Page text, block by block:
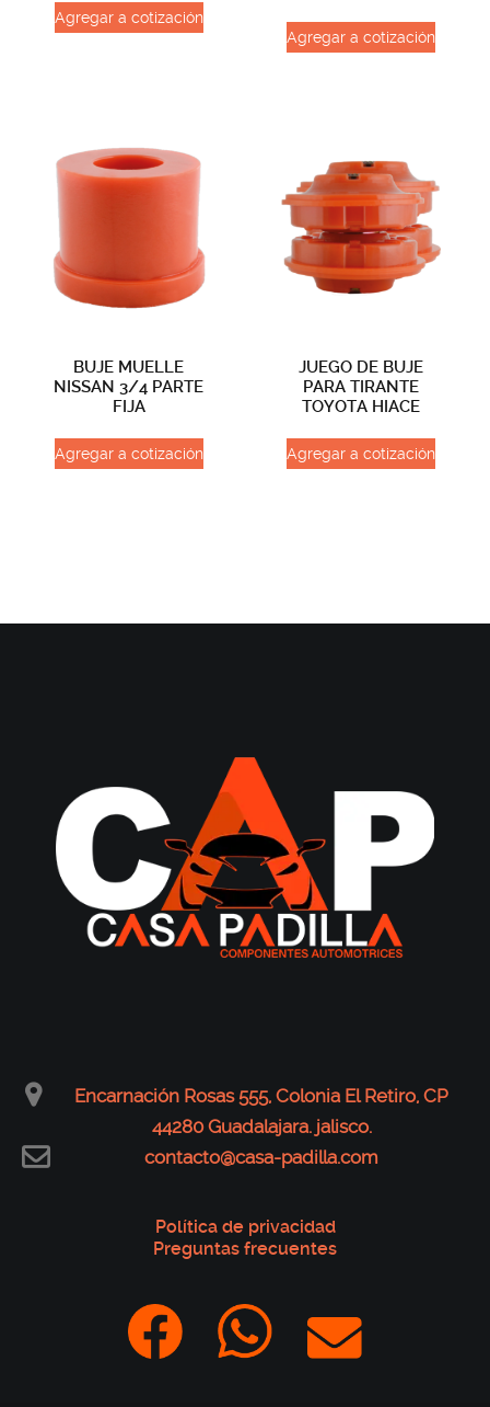
Agregar a cotización
Agregar a cotización
BUJE MUELLE
NISSAN 3/4 PARTE
FIJA
Agregar a cotización
JUEGO DE BUJE
PARA TIRANTE
TOYOTA HIACE
Agregar a cotización
Encarnación Rosas 555, Colonia El Retiro, CP
44280 Guadalajara. jalisco.
contacto@casa-padilla.com
Política de privacidad
Preguntas frecuentes